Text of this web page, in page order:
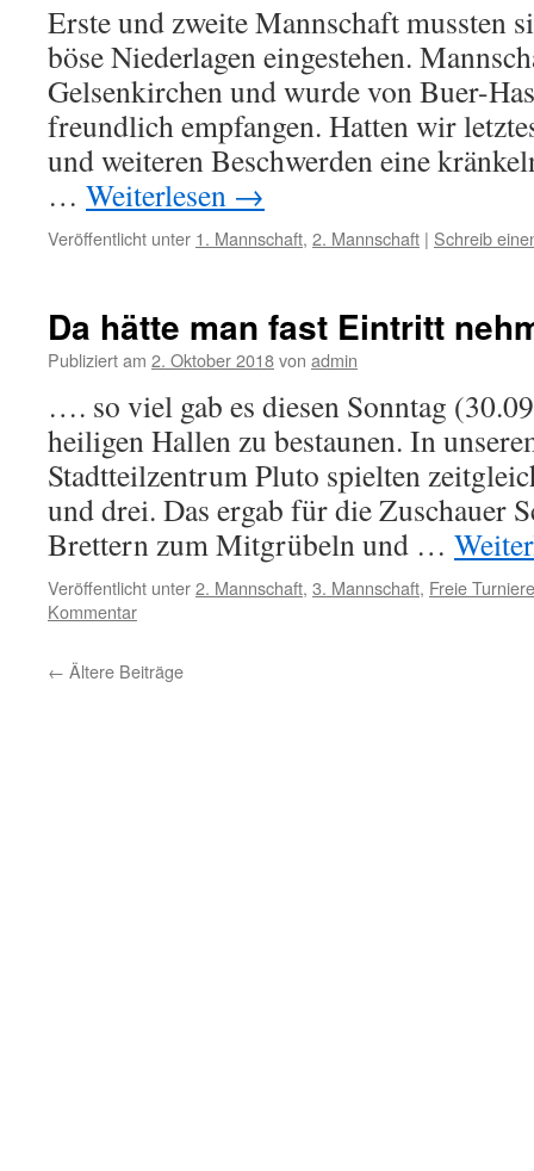
Erste und zweite Mannschaft mussten
böse Niederlagen eingestehen.
Gelsenkirchen und wurde von Buer-
freundlich empfangen. Hatten wir
und weiteren Beschwerden eine
… Weiterlesen →
Veröffentlicht unter 1. Mannschaft, 2. Mannschaft | Schreib
Da hätte man fast Eintritt
Publiziert am 2. Oktober 2018von admin
…. so viel gab es diesen Sonntag
heiligen Hallen zu bestaunen. In
Stadtteilzentrum Pluto spielten
und drei. Das ergab für die Zuschauer
Brettern zum Mitgrübeln und …
Veröffentlicht unter2. Mannschaft, 3. Mannschaft, Freie Turniere
Kommentar
← Ältere Beiträge